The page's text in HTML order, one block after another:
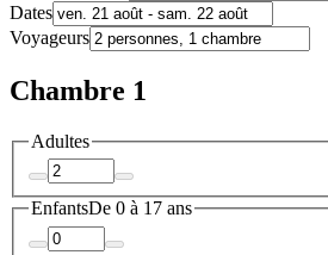
Dates
Voyageurs
Chambre 1
Adultes
EnfantsDe 0 à 17 ans